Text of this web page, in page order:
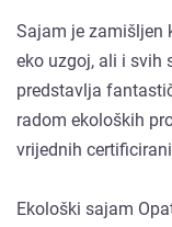
Sajam je zamišljen
eko uzgoj, ali i svih
predstavlja
radom ekoloških
vrijednih
Ekološki sajam